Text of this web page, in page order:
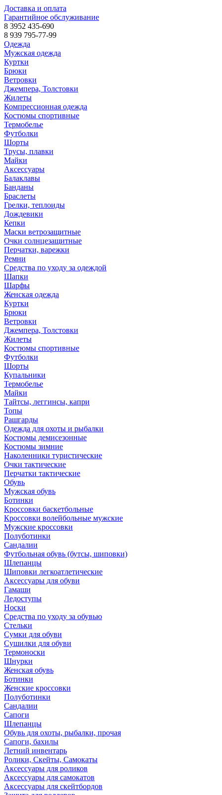
Доставка и оплата
Гарантийное обслуживание
8 3952 435-690
8 939 795-77-99
Одежда
Мужская одежда
Куртки
Брюки
Ветровки
Джемпера, Толстовки
Жилеты
Компрессионная одежда
Костюмы спортивные
Термобелье
Футболки
Шорты
Трусы, плавки
Майки
Аксессуары
Балаклавы
Банданы
Браслеты
Грелки, теплоиды
Дождевики
Кепки
Маски ветрозащитные
Очки солнцезащитные
Перчатки, варежки
Ремни
Средства по уходу за одеждой
Шапки
Шарфы
Женская одежда
Куртки
Брюки
Ветровки
Джемпера, Толстовки
Жилеты
Костюмы спортивные
Футболки
Шорты
Купальники
Термобелье
Майки
Тайтсы, леггинсы, капри
Топы
Рашгарды
Одежда для охоты и рыбалки
Костюмы демисезонные
Костюмы зимние
Наколенники туристические
Очки тактические
Перчатки тактические
Обувь
Мужская обувь
Ботинки
Кроссовки баскетбольные
Кроссовки волейбольные мужские
Мужские кроссовки
Полуботинки
Сандалии
Футбольная обувь (бутсы, шиповки)
Шлепанцы
Шиповки легкоатлетические
Аксессуары для обуви
Гамаши
Ледоступы
Носки
Средства по уходу за обувью
Стельки
Сумки для обуви
Сушилки для обуви
Термоноски
Шнурки
Женская обувь
Ботинки
Женские кроссовки
Полуботинки
Сандалии
Сапоги
Шлепанцы
Обувь для охоты, рыбалки, прочая
Сапоги, бахилы
Летний инвентарь
Ролики, Скейты, Самокаты
Аксессуары для роликов
Аксессуары для самокатов
Аксессуары для скейтбордов